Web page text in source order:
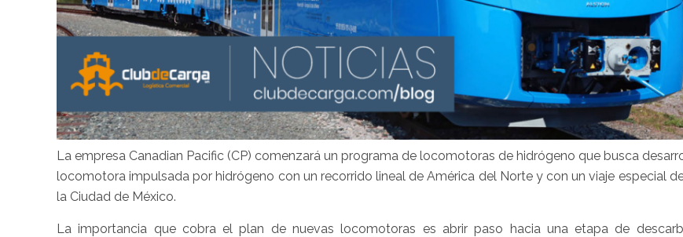
La empresa Canadian Pacific (CP) comenzará un programa de locomotoras de hidrógeno que busca
locomotora impulsada por hidrógeno con un recorrido lineal de América del Norte y con un viaje especial
la Ciudad de México.
La importancia que cobra el plan de nuevas locomotoras es abrir paso hacia una etapa de